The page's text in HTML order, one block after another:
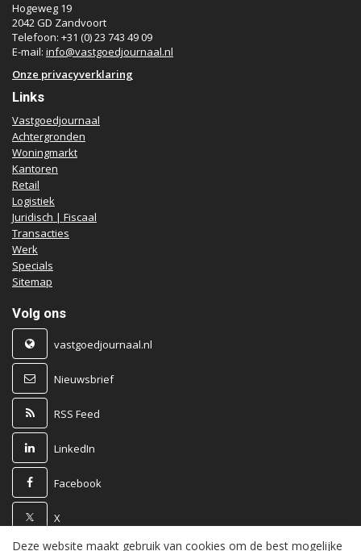
Hogeweg 19
2042 GD Zandvoort
Telefoon: +31 (0) 23 743 49 09
E-mail: info@vastgoedjournaal.nl
Onze privacyverklaring
Links
Vastgoedjournaal
Achtergronden
Woningmarkt
Kantoren
Retail
Logistiek
Juridisch | Fiscaal
Transacties
Werk
Specials
Sitemap
Volg ons
vastgoedjournaal.nl
Nieuwsbrief
RSS Feed
LinkedIn
Facebook
X
Deze website maakt gebruik van cookies om de best mogelijke